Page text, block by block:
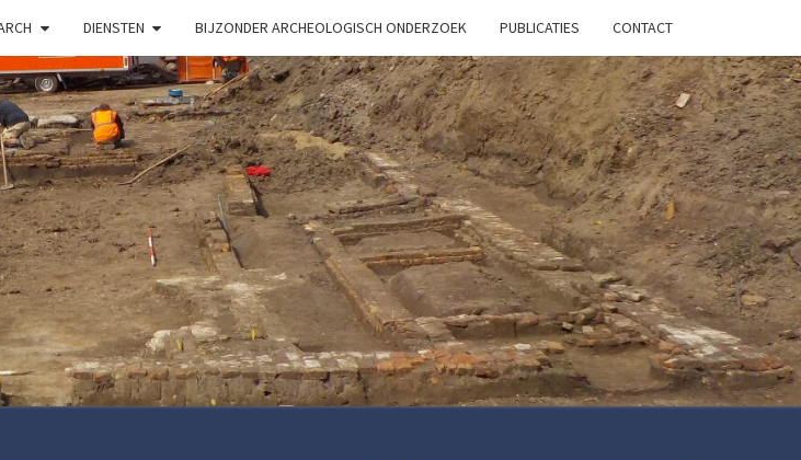
DIENSTEN BIJZONDER ARCHEOLOGISCH ONDERZOEK PUBLICATIES CONTACT
SOB
RESEARCH